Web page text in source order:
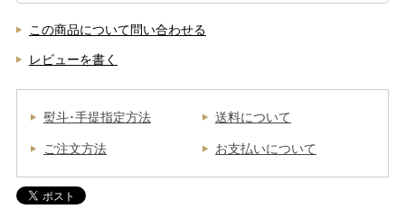
この商品について問い合わせる
レビューを書く
熨斗･手提指定方法 送料について
ご注文方法 お支払いについて